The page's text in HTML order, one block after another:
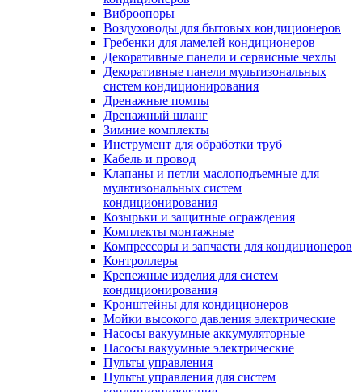
Виброопоры
Воздуховоды для бытовых кондиционеров
Гребенки для ламелей кондиционеров
Декоративные панели и сервисные чехлы
Декоративные панели мультизональных
систем кондиционирования
Дренажные помпы
Дренажный шланг
Зимние комплекты
Инструмент для обработки труб
Кабель и провод
Клапаны и петли маслоподъемные для
мультизональных систем
кондиционирования
Козырьки и защитные ограждения
Комплекты монтажные
Компрессоры и запчасти для кондиционеров
Контроллеры
Крепежные изделия для систем
кондиционирования
Кронштейны для кондиционеров
Мойки высокого давления электрические
Насосы вакуумные аккумуляторные
Насосы вакуумные электрические
Пульты управления
Пульты управления для систем